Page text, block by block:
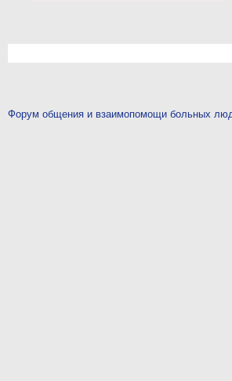
Форум общения и взаимопомощи больных